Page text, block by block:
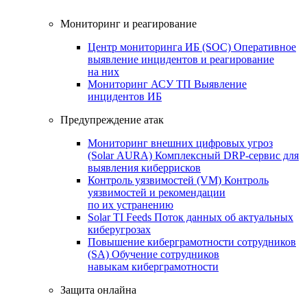
Мониторинг и реагирование
Центр мониторинга ИБ (SOC) Оперативное
выявление инцидентов и реагирование
на них
Мониторинг АСУ ТП Выявление
инцидентов ИБ
Предупреждение атак
Мониторинг внешних цифровых угроз
(Solar AURA) Комплексный DRP-сервис для
выявления киберрисков
Контроль уязвимостей (VM) Контроль
уязвимостей и рекомендации
по их устранению
Solar TI Feeds Поток данных об актуальных
киберугрозах
Повышение киберграмотности сотрудников
(SA) Обучение сотрудников
навыкам киберграмотности
Защита онлайна